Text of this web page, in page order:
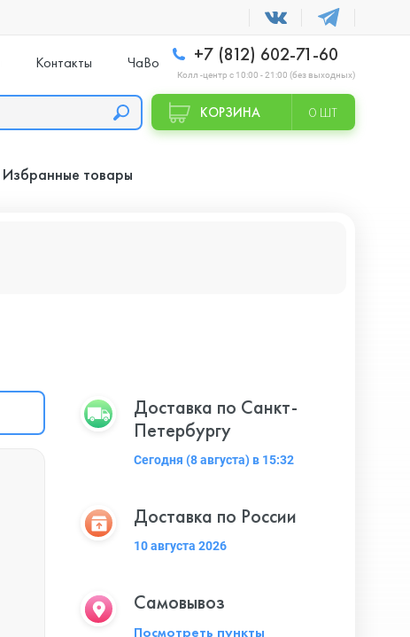
Контакты ЧаВо +7 (812) 602-71-60
Колл -центр с 10:00 - 21:00 (без выходных)
КОРЗИНА 0 ШТ
Избранные товары
Доставка по Санкт-
Петербургу
Сегодня (8 августа) в 15:32
Доставка по России
10 августа 2026
Самовывоз
Посмотреть пункты